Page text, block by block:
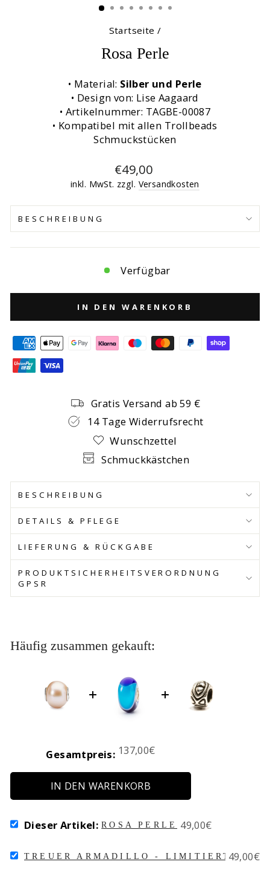
Startseite /
Rosa Perle
• Material: Silber und Perle
• Design von: Lise Aagaard
• Artikelnummer: TAGBE-00087
• Kompatibel mit allen Trollbeads
Schmuckstücken
Normaler
Preis
€49,00
inkl. MwSt. zzgl. Versandkosten
BESCHREIBUNG
Verfügbar
IN DEN WARENKORB
Gratis Versand ab 59 €
14 Tage Widerrufsrecht
Wunschzettel
Schmuckkästchen
BESCHREIBUNG
DETAILS & PFLEGE
LIEFERUNG & RÜCKGABE
PRODUKTSICHERHEITSVERORDNUNG
GPSR
Häufig zusammen gekauft:
Gesamtpreis: Price
137,00€
IN DEN WARENKORB
SELECT
FOR
Dieser Artikel: ROSA PERLE Price
49,00€
SELECT
TREUER ARMADILLO - LIMITIERTEPrice
49,00€